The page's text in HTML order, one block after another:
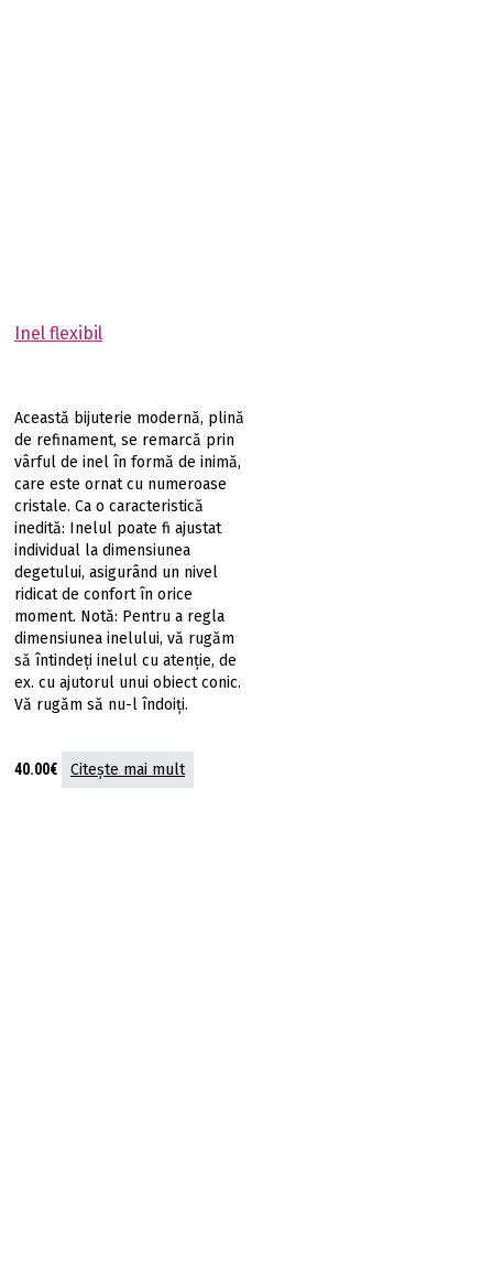
Inel flexibil
Această bijuterie modernă, plină
de refinament, se remarcă prin
vârful de inel în formă de inimă,
care este ornat cu numeroase
cristale. Ca o caracteristică
inedită: Inelul poate fi ajustat
individual la dimensiunea
degetului, asigurând un nivel
ridicat de confort în orice
moment. Notă: Pentru a regla
dimensiunea inelului, vă rugăm
să întindeți inelul cu atenție, de
ex. cu ajutorul unui obiect conic.
Vă rugăm să nu-l îndoiți.
40.00€ Citește mai mult